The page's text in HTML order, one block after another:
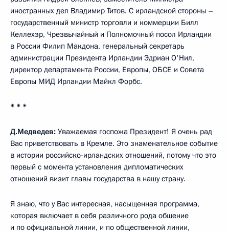
иностранных дел Владимир Титов. С ирландской стороны –
государственный министр торговли и коммерции Билл
Келлехэр, Чрезвычайный и Полномочный посол Ирландии
в России Филип Макдона, генеральный секретарь
администрации Президента Ирландии Эдриан О'Нил,
директор департамента России, Европы, ОБСЕ и Совета
Европы МИД Ирландии Майкл Форбс.
* * *
Д.Медведев: Уважаемая госпожа Президент! Я очень рад
Вас приветствовать в Кремле. Это знаменательное событие
в истории российско-ирландских отношений, потому что это
первый с момента установления дипломатических
отношений визит главы государства в нашу страну.
Я знаю, что у Вас интересная, насыщенная программа,
которая включает в себя различного рода общение
и по официальной линии, и по общественной линии,